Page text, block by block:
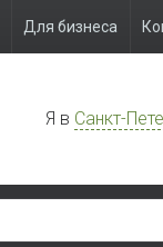
Для бизнеса
Я в Санкт-